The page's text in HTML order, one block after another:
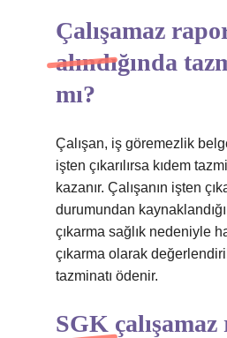
Çalışamaz
alındığında
mı?
Çalışan, iş göremezlik
işten çıkarılırsa kıdem
kazanır. Çalışanın işten
durumundan
çıkarma sağlık nedeniyle
çıkarma olarak
tazminatı ödenir.
SGK